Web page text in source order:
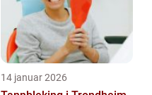
14 januar 2026